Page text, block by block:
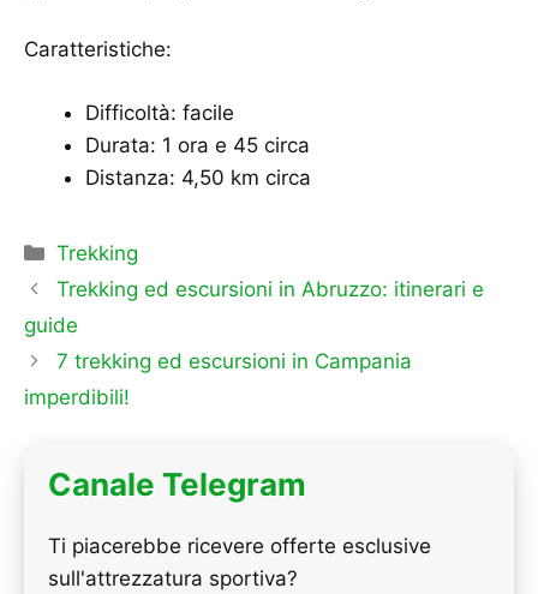
Caratteristiche:
Difficoltà: facile
Durata: 1 ora e 45 circa
Distanza: 4,50 km circa
Categorie
Trekking
Trekking ed escursioni in Abruzzo: itinerari e
guide
7 trekking ed escursioni in Campania
imperdibili!
Canale Telegram
Ti piacerebbe ricevere offerte esclusive
sull'attrezzatura sportiva?